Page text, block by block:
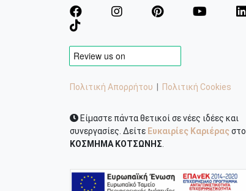
Πολιτική Απορρήτου Πολιτική Cookies
Είμαστε πάντα θετικοί σε νέες ιδέες και
συνεργασίες. Δείτε Ευκαιρίες Καριέραςστο
ΚΟΣΜΗΜΑ ΚΟΤΣΩΝΗΣ